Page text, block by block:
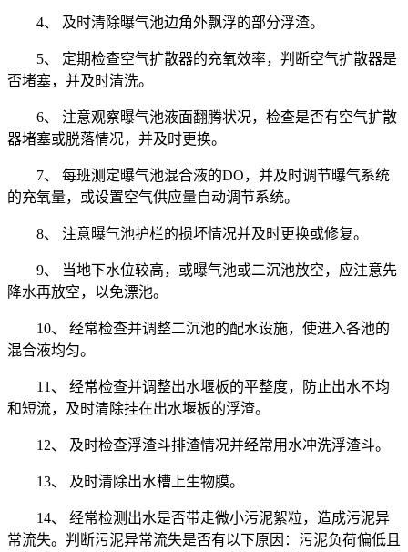
4、 及时清除曝气池边角外飘浮的部分浮渣。
5、 定期检查空气扩散器的充氧效率，判断空气扩散器是
否堵塞，并及时清洗。
6、 注意观察曝气池液面翻腾状况，检查是否有空气扩散
器堵塞或脱落情况，并及时更换。
7、 每班测定曝气池混合液的DO，并及时调节曝气系统
的充氧量，或设置空气供应量自动调节系统。
8、 注意曝气池护栏的损坏情况并及时更换或修复。
9、 当地下水位较高，或曝气池或二沉池放空，应注意先
降水再放空，以免漂池。
10、 经常检查并调整二沉池的配水设施，使进入各池的
混合液均匀。
11、 经常检查并调整出水堰板的平整度，防止出水不均
和短流，及时清除挂在出水堰板的浮渣。
12、 及时检查浮渣斗排渣情况并经常用水冲洗浮渣斗。
13、 及时清除出水槽上生物膜。
14、 经常检测出水是否带走微小污泥絮粒，造成污泥异
常流失。判断污泥异常流失是否有以下原因：污泥负荷偏低且